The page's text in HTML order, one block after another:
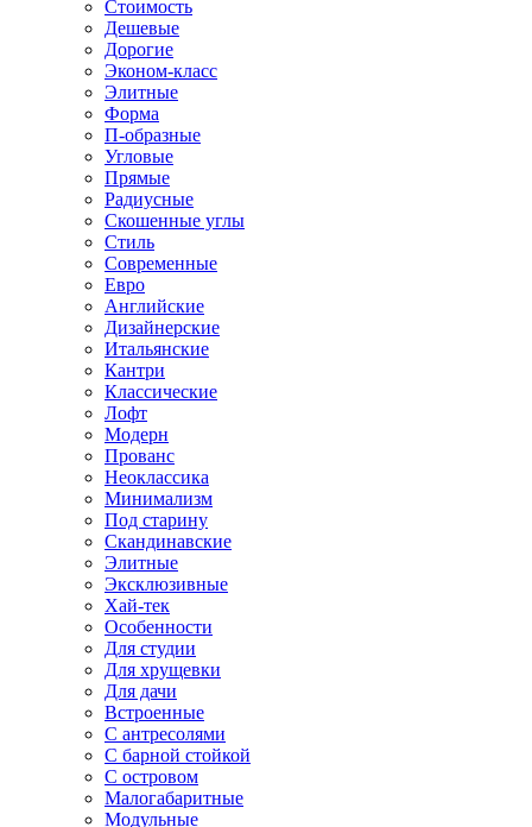
Стоимость
Дешевые
Дорогие
Эконом-класс
Элитные
Форма
П-образные
Угловые
Прямые
Радиусные
Скошенные углы
Стиль
Современные
Евро
Английские
Дизайнерские
Итальянские
Кантри
Классические
Лофт
Модерн
Прованс
Неоклассика
Минимализм
Под старину
Скандинавские
Элитные
Эксклюзивные
Хай-тек
Особенности
Для студии
Для хрущевки
Для дачи
Встроенные
С антресолями
С барной стойкой
С островом
Малогабаритные
Модульные